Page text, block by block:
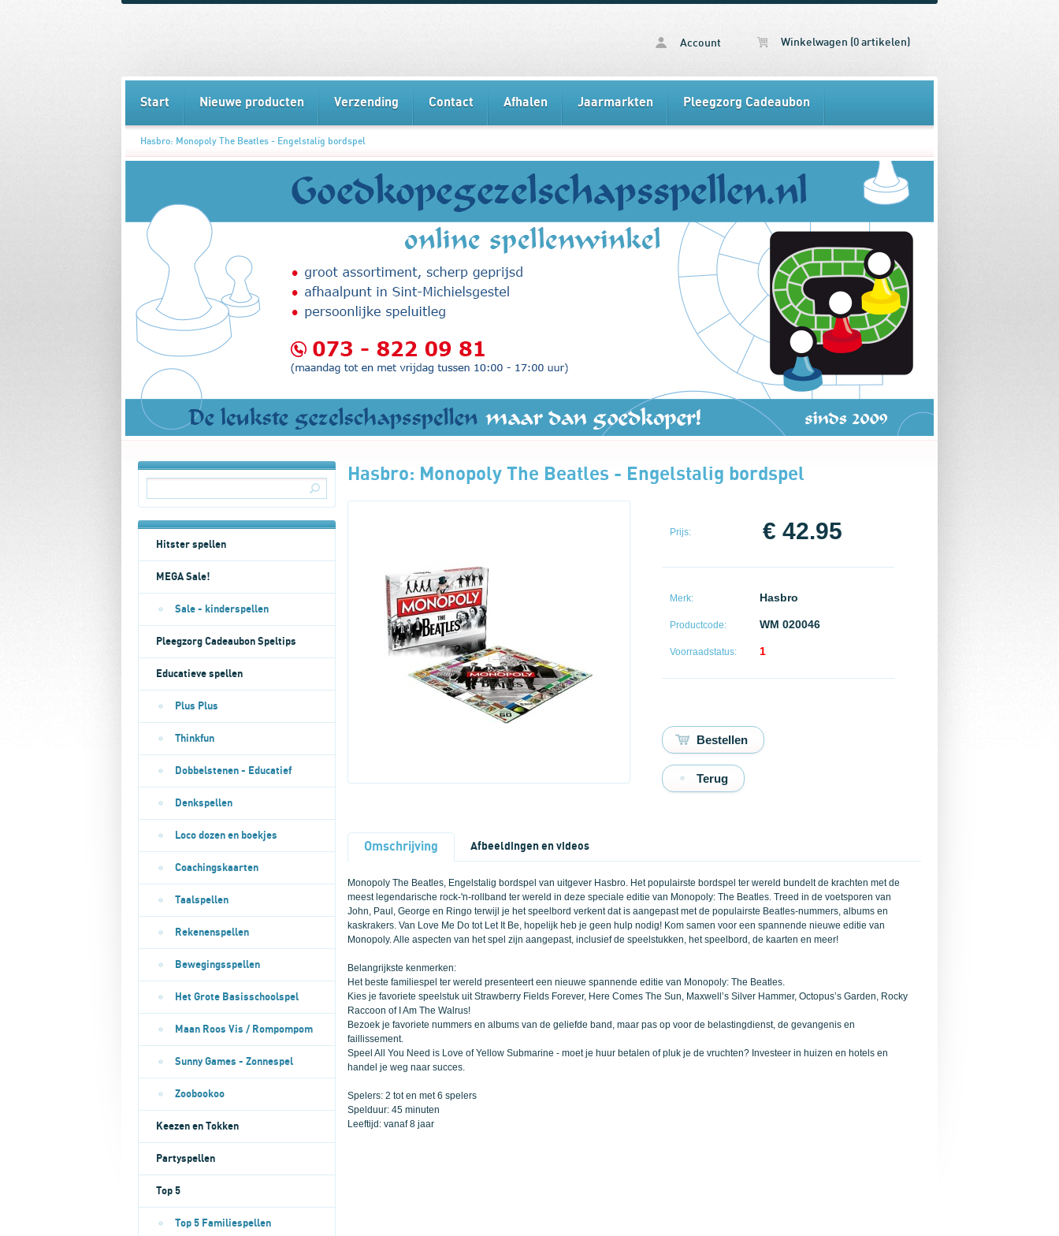
Account Winkelwagen (0 artikelen)
Start Nieuwe producten Verzending Contact Afhalen Jaarmarkten Pleegzorg Cadeaubon
Hasbro: Monopoly The Beatles - Engelstalig bordspel
Hitster spellen
MEGA Sale!
Sale - kinderspellen
Pleegzorg Cadeaubon Speltips
Educatieve spellen
Plus Plus
Thinkfun
Dobbelstenen - Educatief
Denkspellen
Loco dozen en boekjes
Coachingskaarten
Taalspellen
Rekenenspellen
Bewegingsspellen
Het Grote Basisschoolspel
Maan Roos Vis / Rompompom
Sunny Games - Zonnespel
Zoobookoo
Keezen en Tokken
Partyspellen
Top 5
Top 5 Familiespellen
Hasbro: Monopoly The Beatles - Engelstalig bordspel
Prijs: € 42.95
Merk: Hasbro
Productcode: WM 020046
Voorraadstatus: 1
Terug
Omschrijving Afbeeldingen en videos
Monopoly The Beatles, Engelstalig bordspel van uitgever Hasbro. Het populairste bordspel ter wereld bundelt de krachten met de
meest legendarische rock-'n-rollband ter wereld in deze speciale editie van Monopoly: The Beatles. Treed in de voetsporen van
John, Paul, George en Ringo terwijl je het speelbord verkent dat is aangepast met de populairste Beatles-nummers, albums en
kaskrakers. Van Love Me Do tot Let It Be, hopelijk heb je geen hulp nodig! Kom samen voor een spannende nieuwe editie van
Monopoly. Alle aspecten van het spel zijn aangepast, inclusief de speelstukken, het speelbord, de kaarten en meer!
Belangrijkste kenmerken:
Het beste familiespel ter wereld presenteert een nieuwe spannende editie van Monopoly: The Beatles.
Kies je favoriete speelstuk uit Strawberry Fields Forever, Here Comes The Sun, Maxwell’s Silver Hammer, Octopus’s Garden, Rocky
Raccoon of I Am The Walrus!
Bezoek je favoriete nummers en albums van de geliefde band, maar pas op voor de belastingdienst, de gevangenis en
faillissement.
Speel All You Need is Love of Yellow Submarine - moet je huur betalen of pluk je de vruchten? Investeer in huizen en hotels en
handel je weg naar succes.
Spelers: 2 tot en met 6 spelers
Spelduur: 45 minuten
Leeftijd: vanaf 8 jaar